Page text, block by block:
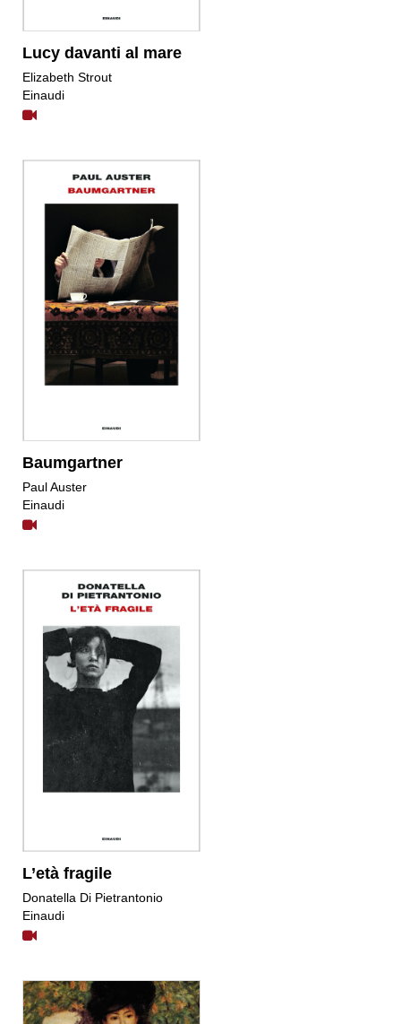
Lucy davanti al mare
Elizabeth Strout
Einaudi
Baumgartner
Paul Auster
Einaudi
L’età fragile
Donatella Di Pietrantonio
Einaudi